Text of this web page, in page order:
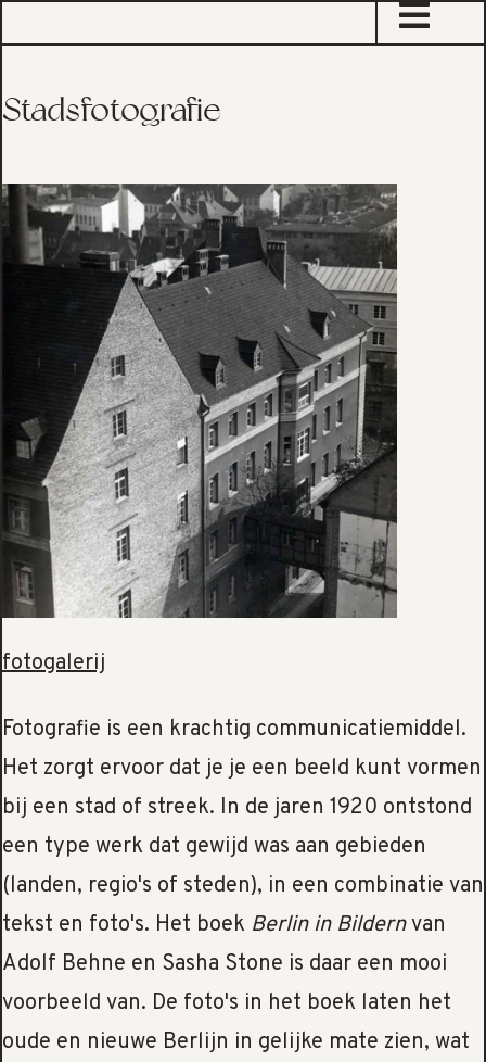
Stadsfotografie
fotogalerij
Fotografie is een krachtig communicatiemiddel.
Het zorgt ervoor dat je je een beeld kunt vormen
bij een stad of streek. In de jaren 1920 ontstond
een type werk dat gewijd was aan gebieden
(landen, regio's of steden), in een combinatie van
tekst en foto's. Het boek Berlin in Bildernvan
Adolf Behne en Sasha Stone is daar een mooi
voorbeeld van. De foto's in het boek laten het
oude en nieuwe Berlijn in gelijke mate zien, wat